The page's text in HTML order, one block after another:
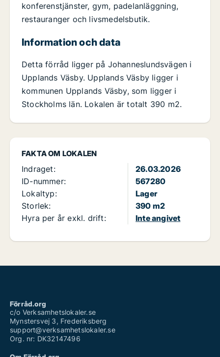
FAKTA OM LOKALEN
Indraget:
26.03.2026
ID-nummer:
567280
Lokaltyp:
Lager
Storlek:
390 m2
Hyra per år exkl. drift:
Inte angivet
konferenstjänster, gym, padelanläggning,
restauranger och livsmedelsbutik.
Information och data
Detta förråd ligger på Johanneslundsvägen i
Upplands Väsby. Upplands Väsby ligger i
kommunen Upplands Väsby, som ligger i
Stockholms län. Lokalen är totalt 390 m2.
Förråd.org
c/o Verksamhetslokaler.se
Mynstersvej 3, Frederiksberg
support@verksamhetslokaler.se
Org. nr: DK32147496